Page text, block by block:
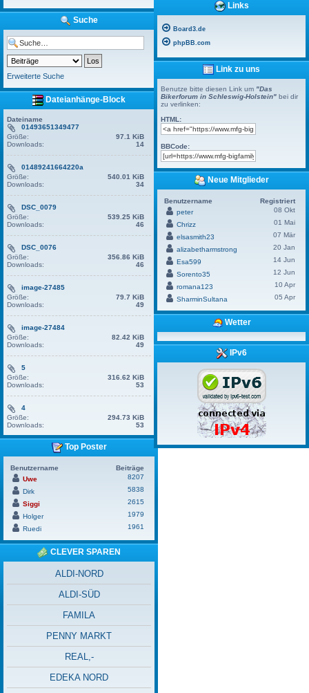
Suche
Erweiterte Suche
Dateianhänge-Block
Dateiname
01493651349477
Größe:
97.1 KiB
Downloads:
14
01489241664220a
Größe:
540.01 KiB
Downloads:
34
DSC_0079
Größe:
539.25 KiB
Downloads:
46
DSC_0076
Größe:
356.86 KiB
Downloads:
46
image-27485
Größe:
79.7 KiB
Downloads:
49
image-27484
Größe:
82.42 KiB
Downloads:
49
5
Größe:
316.62 KiB
Downloads:
53
4
Größe:
294.73 KiB
Downloads:
53
Top Poster
Benutzername
Beiträge
Uwe
8207
Dirk
5838
Siggi
2615
Holger
1979
Ruedi
1961
CLEVER SPAREN
ALDI-NORD
ALDI-SÜD
FAMILA
PENNY MARKT
REAL,-
EDEKA NORD
Links
Board3.de
phpBB.com
Link zu uns
Benutze bitte diesen Link um "Das
Bikerforum in Schleswig-Holstein" bei dir
zu verlinken:
HTML:
BBCode:
Neue Mitglieder
Benutzername
Registriert
peter
08 Okt
Chrizz
01 Mai
elsasmith23
07 Mär
alizabetharmstrong
20 Jan
Esa599
14 Jun
Sorento35
12 Jun
romana123
10 Apr
SharminSultana
05 Apr
Wetter
IPv6